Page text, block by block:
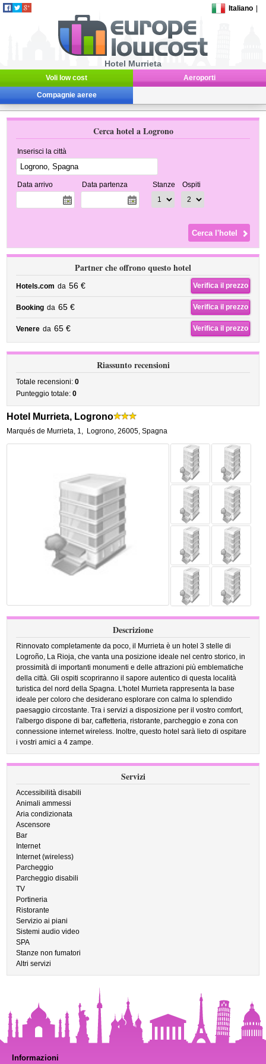
Italiano
Hotel Murrieta
Voli low cost Aeroporti
Compagnie aeree
Cerca hotel a Logrono
Inserisci la città
Data arrivo Data partenza Stanze Ospiti
Partner che offrono questo hotel
Hotels.com da 56 € Verifica il prezzo
Booking da 65 € Verifica il prezzo
Venere da 65 € Verifica il prezzo
Riassunto recensioni
Totale recensioni:0
Punteggio totale:0
Hotel Murrieta, Logrono
Marqués de Murrieta, 1, Logrono,26005, Spagna
Descrizione
Rinnovato completamente da poco, il Murrieta è un hotel 3 stelle di
Logroño, La Rioja, che vanta una posizione ideale nel centro storico, in
prossimità di importanti monumenti e delle attrazioni più emblematiche
della città. Gli ospiti scopriranno il sapore autentico di questa località
turistica del nord della Spagna. L'hotel Murrieta rappresenta la base
ideale per coloro che desiderano esplorare con calma lo splendido
paesaggio circostante. Tra i servizi a disposizione per il vostro comfort,
l'albergo dispone di bar, caffetteria, ristorante, parcheggio e zona con
connessione internet wireless. Inoltre, questo hotel sarà lieto di ospitare
i vostri amici a 4 zampe.
Servizi
Accessibilità disabili
Animali ammessi
Aria condizionata
Ascensore
Bar
Internet
Internet (wireless)
Parcheggio
Parcheggio disabili
TV
Portineria
Ristorante
Servizio ai piani
Sistemi audio video
SPA
Stanze non fumatori
Altri servizi
Informazioni